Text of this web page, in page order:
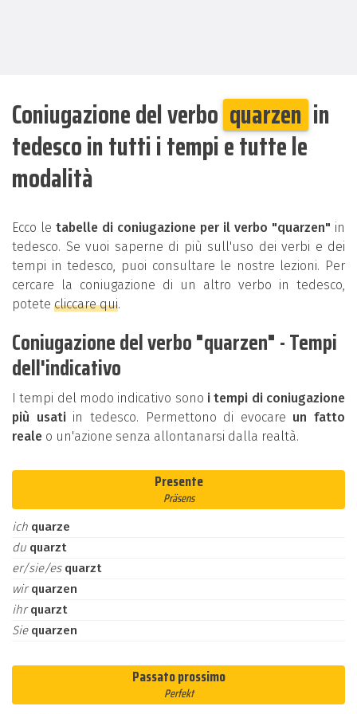
Coniugazione del verbo quarzen in
tedesco in tutti i tempi e tutte le
modalità
Ecco le tabelle di coniugazione per il verbo "quarzen" in
tedesco. Se vuoi saperne di più sull'uso dei verbi e dei
tempi in tedesco, puoi consultare le nostre lezioni. Per
cercare la coniugazione di un altro verbo in tedesco,
potete cliccare qui.
Coniugazione del verbo "quarzen" - Tempi
dell'indicativo
I tempi del modo indicativo sono i tempi di coniugazione
più usati in tedesco. Permettono di evocare un fatto
reale o un'azione senza allontanarsi dalla realtà.
Presente
Präsens
ich quarze
du quarzt
er/sie/es quarzt
wirquarzen
ihrquarzt
Sie quarzen
Passato prossimo
Perfekt